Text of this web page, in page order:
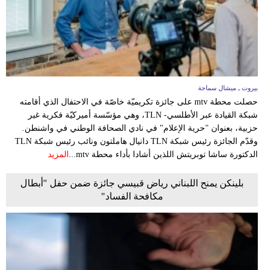
أخبار
إعلام
تعليم
وتكنولوجيا
مدوَّنات
بيروت ـ ميشال سماحة
حصلت محطة mtv على جائزة تكريميّة خاصّة في الاحتفال الذي أقامته
شبكة القيادة عبر الأطلسي- TLN، وهي مؤسّسة أميركيّة فكرية غير
حزبية، بعنوان "حرية الإعلام" في نادي الصحافة الوطني في واشنطن.
وقدّم الجائزة رئيس شبكة TLN دانيال هاملتون ونائب رئيس شبكة TLN
الدكتورة ساشا توبريتش اللذين أشادا بأداء محطة mtv...
المزيد
بلينكن يمنح اللبناني رياض قبيسي جائزة ضمن حفل "أبطال
مكافحة الفساد"